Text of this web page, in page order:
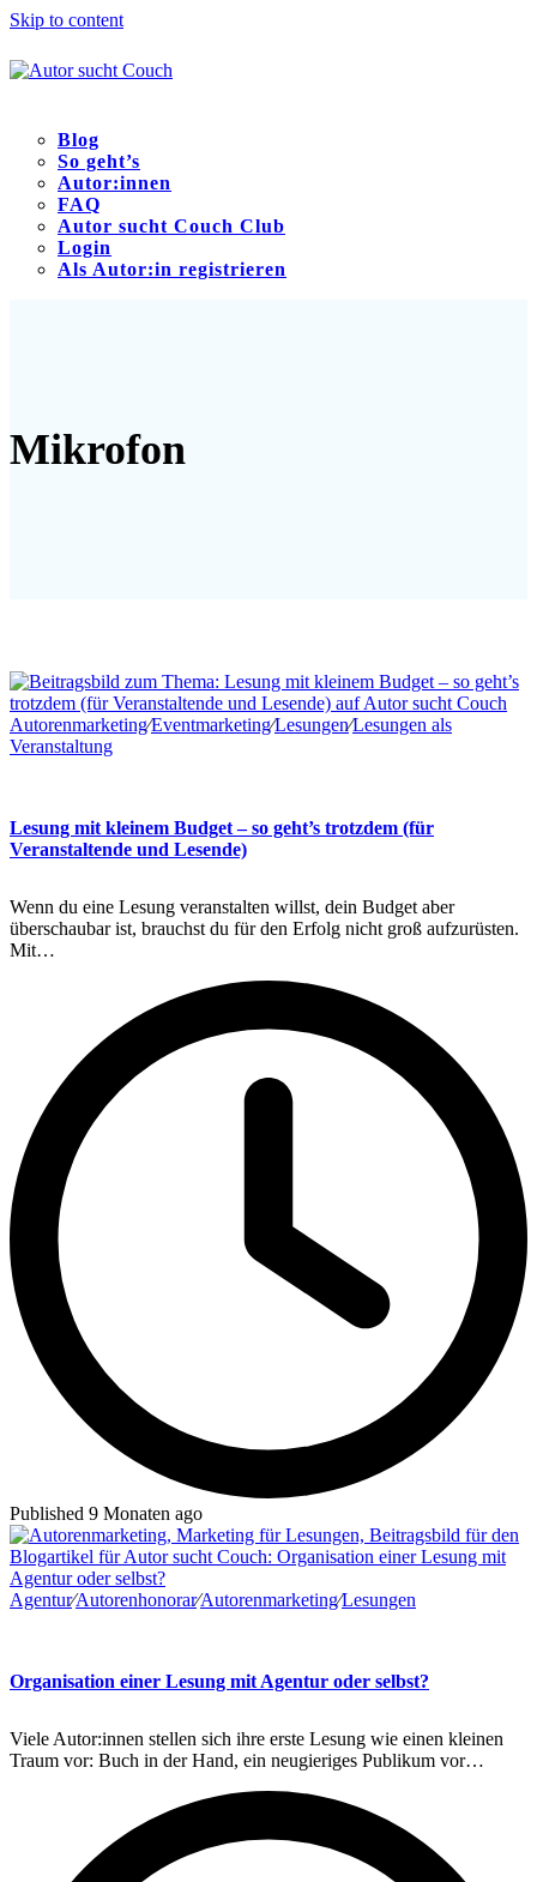
Skip to content
Blog
So geht’s
Autor:innen
FAQ
Autor sucht Couch Club
Login
Als Autor:in registrieren
Mikrofon
Autorenmarketing∕Eventmarketing∕Lesungen∕Lesungen als
Veranstaltung
Lesung mit kleinem Budget – so geht’s trotzdem (für
Veranstaltende und Lesende)
Wenn du eine Lesung veranstalten willst, dein Budget aber
überschaubar ist, brauchst du für den Erfolg nicht groß aufzurüsten.
Mit…
Published 9 Monaten ago
Agentur∕Autorenhonorar∕Autorenmarketing∕Lesungen
Organisation einer Lesung mit Agentur oder selbst?
Viele Autor:innen stellen sich ihre erste Lesung wie einen kleinen
Traum vor: Buch in der Hand, ein neugieriges Publikum vor…